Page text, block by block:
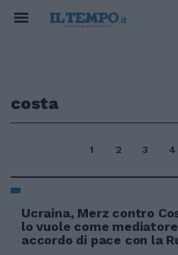
costa
1 2 3 4
Ucraina, Merz contro
lo vuole come
accordo di pace con la